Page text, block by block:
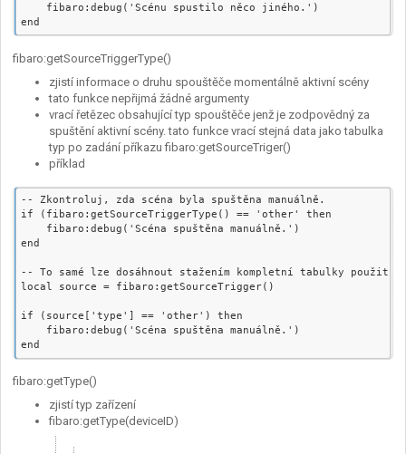
    fibaro:debug('Scénu spustilo něco jiného.')
fibaro:getSourceTriggerType()
zjistí informace o druhu spouštěče momentálně aktivní scény
tato funkce nepřijmá žádné argumenty
vrací řetězec obsahující typ spouštěče jenž je zodpovědný za
spuštění aktivní scény. tato funkce vrací stejná data jako tabulka
typ po zadání příkazu fibaro:getSourceTriger()
příklad
-- Zkontroluj, zda scéna byla spuštěna manuálně.
if (fibaro:getSourceTriggerType() == 'other' then
    fibaro:debug('Scéna spuštěna manuálně.')
end
-- To samé lze dosáhnout stažením kompletní tabulky
local source = fibaro:getSourceTrigger()
if (source['type'] == 'other') then
    fibaro:debug('Scéna spuštěna manuálně.')
fibaro:getType()
zjistí typ zařízení
fibaro:getType(deviceID)